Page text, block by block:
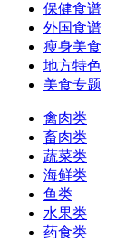
保健食谱
外国食谱
瘦身美食
地方特色
美食专题
禽肉类
畜肉类
蔬菜类
海鲜类
鱼类
水果类
药食类